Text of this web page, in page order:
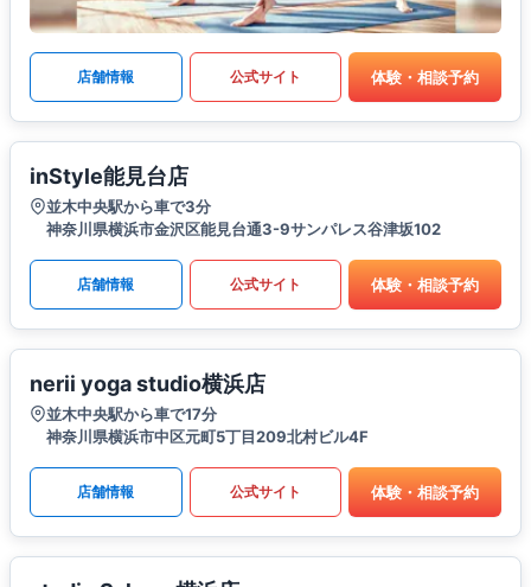
店舗情報 公式サイト 体験・相談予約
inStyle能見台店
並木中央駅から車で3分
神奈川県横浜市金沢区能見台通3-9サンパレス谷津坂102
店舗情報 公式サイト 体験・相談予約
nerii yoga studio横浜店
並木中央駅から車で17分
神奈川県横浜市中区元町5丁目209北村ビル4F
店舗情報 公式サイト 体験・相談予約